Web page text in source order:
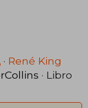
· René King
· Libro